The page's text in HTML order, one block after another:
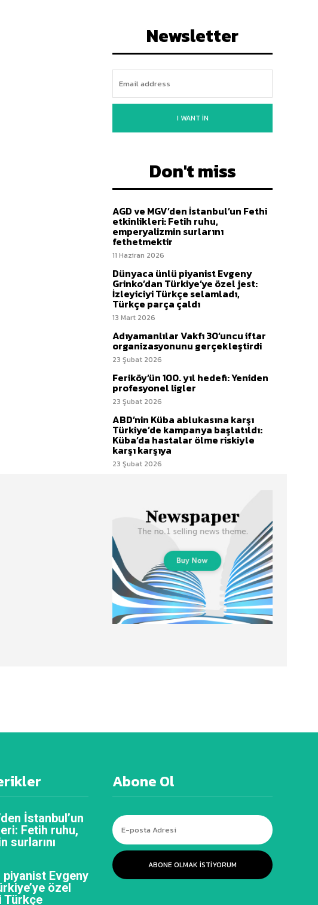
Newsletter
I WANT IN
Don't miss
AGD ve MGV’den İstanbul’un Fethi
etkinlikleri: Fetih ruhu,
emperyalizmin surlarını
fethetmektir
11 Haziran 2026
Dünyaca ünlü piyanist Evgeny
Grinko’dan Türkiye’ye özel jest:
İzleyiciyi Türkçe selamladı,
Türkçe parça çaldı
13 Mart 2026
Adıyamanlılar Vakfı 30’uncu iftar
organizasyonunu gerçekleştirdi
23 Şubat 2026
Feriköy’ün 100. yıl hedefi: Yeniden
profesyonel ligler
23 Şubat 2026
ABD’nin Küba ablukasına karşı
Türkiye’de kampanya başlatıldı:
Küba’da hastalar ölme riskiyle
karşı karşıya
23 Şubat 2026
İstanbul’un
Fetih ruhu,
surlarını
piyanist Evgeny
özel
Türkçe
Abone Ol
ABONE OLMAK ISTIYORUM